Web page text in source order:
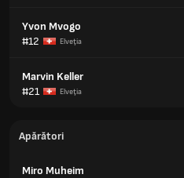
Yvon Mvogo
#12
Elveţia
Marvin Keller
#21
Elveţia
Apărători
Miro Muheim